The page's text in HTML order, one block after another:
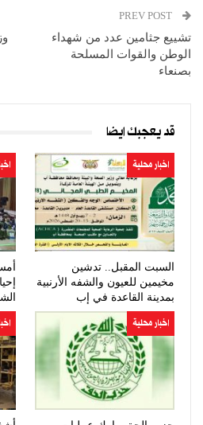
تشييع جثامين عدد من شهداء
الوطن والقوات المسلحة
بصنعاء
قد يعجبك ايضا
اخبار محلية
السبت المقبل.. تدشين
مخيمين للعيون والشفه الأرنبية
بمدينة القاعدة في إب
اخبار محلية